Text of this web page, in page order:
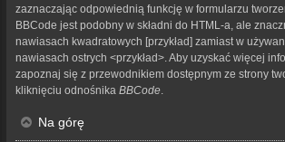
zaznaczając odpowiednią funkcję w formularzu
BBCode jest podobny w składni do HTML-a, ale
nawiasach kwadratowych [przykład] zamiast w
nawiasach ostrych <przykład>. Aby uzyskać więcej
zapoznaj się z przewodnikiem dostępnym ze strony
kliknięciu odnośnika BBCode
Na górę